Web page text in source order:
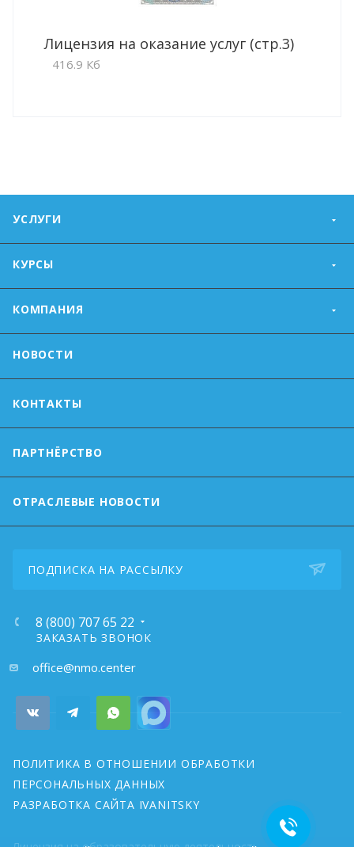
Лицензия на оказание услуг (стр.3)
416.9 Кб
УСЛУГИ
КУРСЫ
КОМПАНИЯ
НОВОСТИ
КОНТАКТЫ
ПАРТНЁРСТВО
ОТРАСЛЕВЫЕ НОВОСТИ
ПОДПИСКА НА РАССЫЛКУ
8 (800) 707 65 22
ЗАКАЗАТЬ ЗВОНОК
почта:office@nmo.center
ПОЛИТИКА В ОТНОШЕНИИ ОБРАБОТКИ
ПЕРСОНАЛЬНЫХ ДАННЫХ
РАЗРАБОТКА САЙТА IVANITSKY